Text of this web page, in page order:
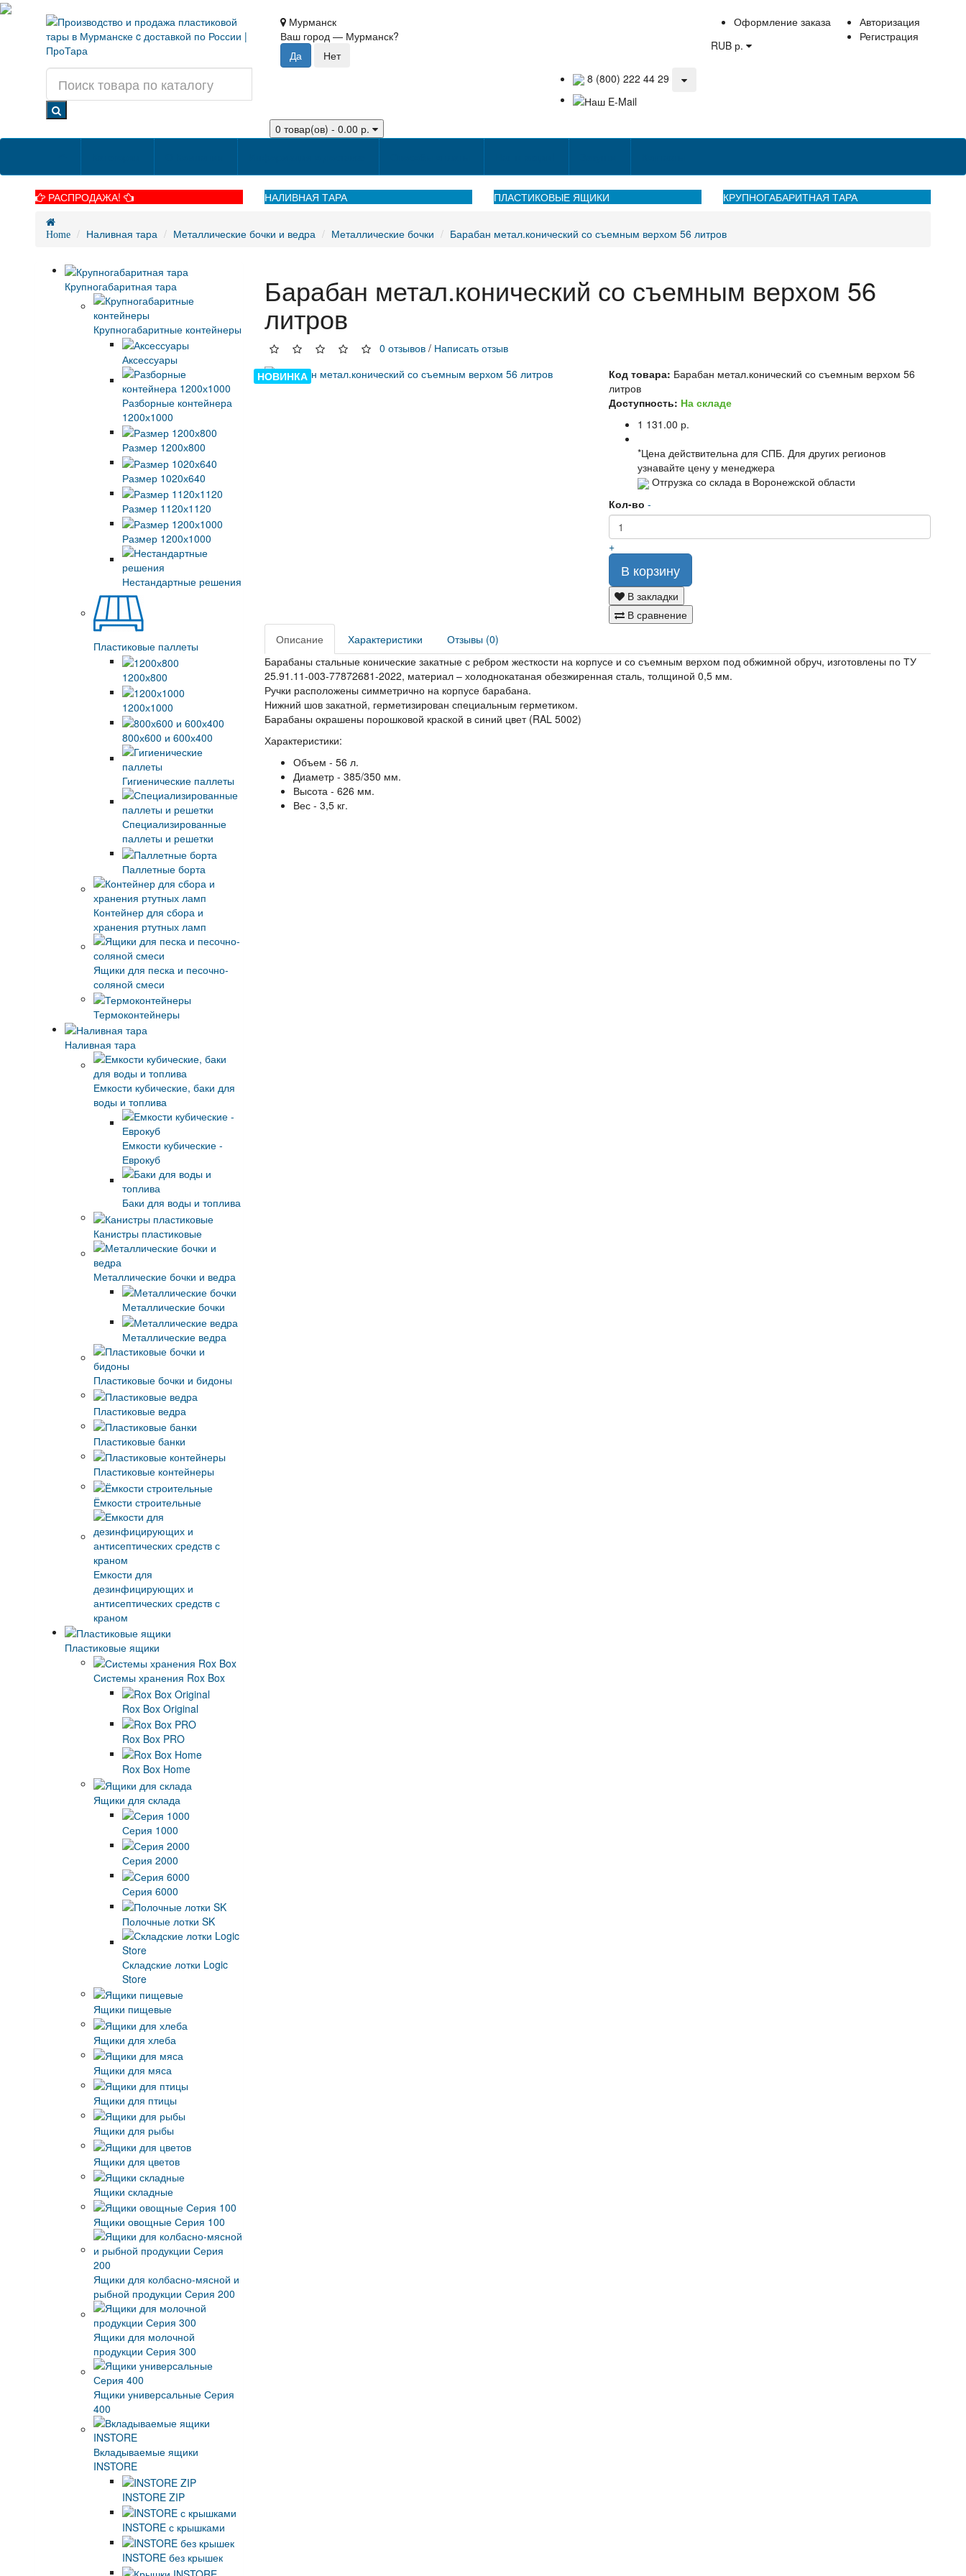
Мурманск
Ваш город — Мурманск?
Авторизация
Регистрация
Оформление заказа
RUB р.
8 (800) 222 44 29
0 товар(ов) - 0.00 р.
РАСПРОДАЖА! НАЛИВНАЯ ТАРА ПЛАСТИКОВЫЕ ЯЩИКИ КРУПНОГАБАРИТНАЯ ТАРА
Home Наливная тара Металлические бочки и ведра Металлические бочки Барабан метал.конический со съемным верхом 56 литров
Крупногабаритная тара
Крупногабаритные контейнеры
Аксессуары
Разборные контейнера
1200х1000
Размер 1200х800
Размер 1020х640
Размер 1120х1120
Размер 1200х1000
Нестандартные решения
Пластиковые паллеты
1200х800
1200х1000
800х600 и 600х400
Гигиенические паллеты
Специализированные
паллеты и решетки
Паллетные борта
Контейнер для сбора и
хранения ртутных ламп
Ящики для песка и песочно-
соляной смеси
Термоконтейнеры
Наливная тара
Емкости кубические, баки для
воды и топлива
Емкости кубические -
Еврокуб
Баки для воды и топлива
Канистры пластиковые
Металлические бочки и ведра
Металлические бочки
Металлические ведра
Пластиковые бочки и бидоны
Пластиковые ведра
Пластиковые банки
Пластиковые контейнеры
Ёмкости строительные
Емкости для
дезинфицирующих и
антисептических средств с
краном
Пластиковые ящики
Системы хранения Rox Box
Rox Box Original
Rox Box PRO
Rox Box Home
Ящики для склада
Серия 1000
Серия 2000
Серия 6000
Полочные лотки SK
Складские лотки Logic
Store
Ящики пищевые
Ящики для хлеба
Ящики для мяса
Ящики для птицы
Ящики для рыбы
Ящики для цветов
Ящики складные
Ящики овощные Серия 100
Ящики для колбасно-мясной и
рыбной продукции Серия 200
Ящики для молочной
продукции Серия 300
Ящики универсальные Серия
400
Вкладываемые ящики
INSTORE
INSTORE ZIP
INSTORE с крышками
INSTORE без крышек
Барабан метал.конический со съемным верхом 56
литров
0 отзывов/ Написать отзыв
НОВИНКА
Код товара: Барабан метал.конический со съемным верхом 56
литров
Доступность: На складе
1 131.00 р.
*Цена действительна для СПБ. Для других регионов
узнавайте цену у менеджера
Отгрузка со склада в Воронежской области
Кол-во -
+
В корзину
В закладки
В сравнение
Описание
Характеристики
Отзывы (0)
Барабаны стальные конические закатные с ребром жесткости на корпусе и со съемным верхом под обжимной обруч, изготовлены по ТУ
25.91.11-003-77872681-2022, материал – холоднокатаная обезжиренная сталь, толщиной 0,5 мм.
Ручки расположены симметрично на корпусе барабана.
Нижний шов закатной, герметизирован специальным герметиком.
Барабаны окрашены порошковой краской в синий цвет (RAL 5002)
Характеристики:
Объем - 56 л.
Диаметр - 385/350 мм.
Высота - 626 мм.
Вес - 3,5 кг.